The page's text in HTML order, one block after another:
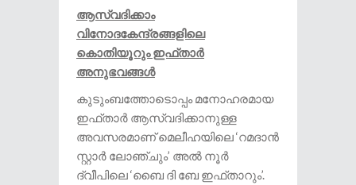
ആസ്വദിക്കാം
വിനോദകേന്ദ്രങ്ങളിലെ
കൊതിയൂറും ഇഫ്താർ
അനുഭവങ്ങൾ
കുടുംബത്തോടൊപ്പം മനോഹരമായ
ഇഫ്താർ ആസ്വദിക്കാനുള്ള
അവസരമാണ് മെലീഹയിലെ ‘റമദാൻ
സ്റ്റാർ ലോഞ്ചും’ അൽ നൂർ
ദ്വീപിലെ ‘ബൈ ദി ബേ ഇഫ്താറും’.